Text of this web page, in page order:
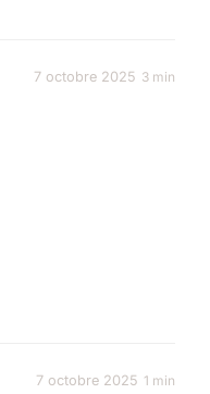
7 octobre 2025 3 min
7 octobre 2025 1 min